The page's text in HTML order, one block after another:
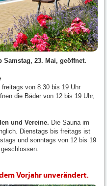
Samstag, 23. Mai, geöffnet.
von 8.30 bis 19 Uhr
die Bäder von 12 bis 19 Uhr,
und Vereine. Die Sauna im
Dienstags bis freitags ist
und sonntags von 12 bis 19
Vorjahr unverändert.